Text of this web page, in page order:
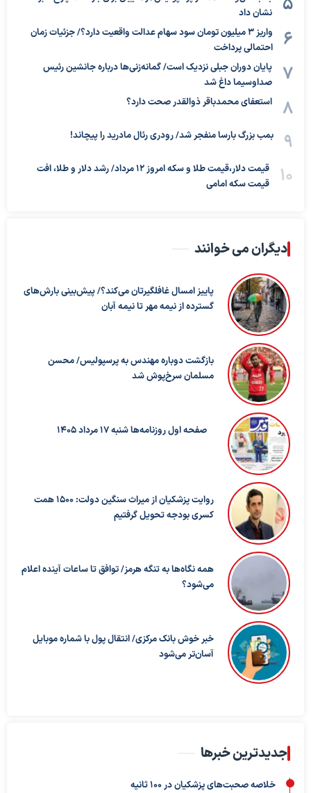
نشان داد
واریز ۳ میلیون تومان سود سهام عدالت واقعیت دارد؟/ جزئیات زمان
احتمالی پرداخت
پایان دوران جبلی نزدیک است/ گمانه‌زنی‌ها درباره جانشین رئیس
صداوسیما داغ شد
استعفای محمدباقر ذوالقدر صحت دارد؟
بمب بزرگ بارسا منفجر شد/ رودری رئال مادرید را پیچاند!
قیمت دلار،قیمت طلا و سکه امروز ۱۲ مرداد/ رشد دلار و طلا، افت
قیمت سکه امامی
دیگران می خوانند
پاییز امسال غافلگیرتان می‌کند؟/ پیش‌بینی بارش‌های
گسترده از نیمه مهر تا نیمه آبان
بازگشت دوباره مهندس به پرسپولیس/ محسن
مسلمان سرخ‌پوش شد
صفحه اول روزنامه‌ها شنبه 17 مرداد 1405
روایت پزشکیان از میراث سنگین دولت: ۱۵۰۰ همت
کسری بودجه تحویل گرفتیم
همه نگاه‌ها به تنگه هرمز/ توافق تا ساعات آینده اعلام
می‌شود؟
خبر خوش بانک مرکزی/ انتقال پول با شماره موبایل
آسان‌تر می‌شود
جدیدترین خبرها
خلاصه صحبت‌های پزشکیان در ۱۰۰ ثانیه